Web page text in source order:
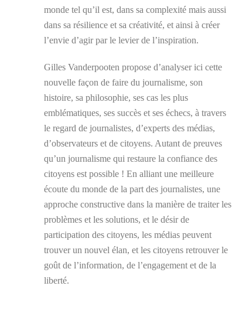
monde tel qu’il est, dans sa complexité mais aussi
dans sa résilience et sa créativité, et ainsi à créer
l’envie d’agir par le levier de l’inspiration.
Gilles Vanderpooten propose d’analyser ici cette
nouvelle façon de faire du journalisme, son
histoire, sa philosophie, ses cas les plus
emblématiques, ses succès et ses échecs, à travers
le regard de journalistes, d’experts des médias,
d’observateurs et de citoyens. Autant de preuves
qu’un journalisme qui restaure la confiance des
citoyens est possible ! En alliant une meilleure
écoute du monde de la part des journalistes, une
approche constructive dans la manière de traiter les
problèmes et les solutions, et le désir de
participation des citoyens, les médias peuvent
trouver un nouvel élan, et les citoyens retrouver le
goût de l’information, de l’engagement et de la
liberté.